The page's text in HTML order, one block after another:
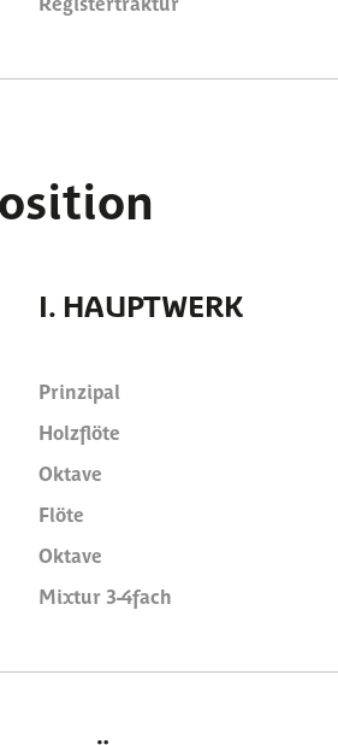
I. HAUPTWERK
Prinzipal
Holzflöte
Oktave
Flöte
Oktave
Mixtur 3-4fach